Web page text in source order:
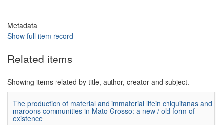
Metadata
Show full item record
Related items
Showing items related by title, author, creator and subject.
The production of material and immaterial lifein chiquitanas and
maroons communities in Mato Grosso: a new / old form of
existence